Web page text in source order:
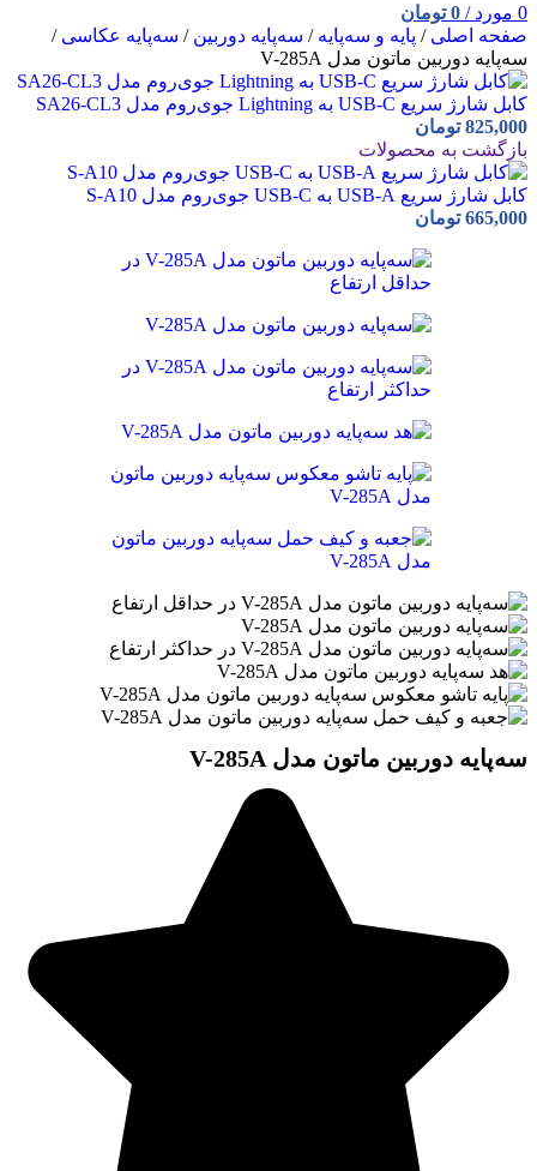
0 مورد /
0 تومان
صفحه اصلی / پایه و سه‌پایه / سه‌پایه دوربین / سه‌پایه عکاسی /
سه‌پایه دوربین ماتون مدل V-285A
کابل شارژ سریع USB-C به Lightning جوی‌روم مدل SA26-CL3
825,000 تومان
بازگشت به محصولات
کابل شارژ سریع USB-A به USB-C جوی‌روم مدل S-A10
665,000 تومان
سه‌پایه دوربین ماتون مدل V-285A